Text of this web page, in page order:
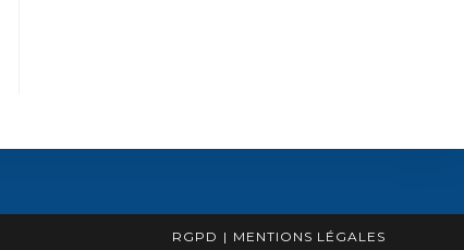
RGPD MENTIONS LÉGALES